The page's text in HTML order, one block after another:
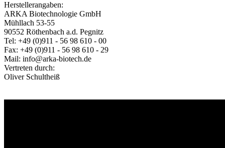
Herstellerangaben:
ARKA Biotechnologie GmbH
Mühllach 53-55
90552 Röthenbach a.d. Pegnitz
Tel: +49 (0)911 - 56 98 610 - 00
Fax: +49 (0)911 - 56 98 610 - 29
Mail: info@arka-biotech.de
Vertreten durch:
Oliver Schultheiß